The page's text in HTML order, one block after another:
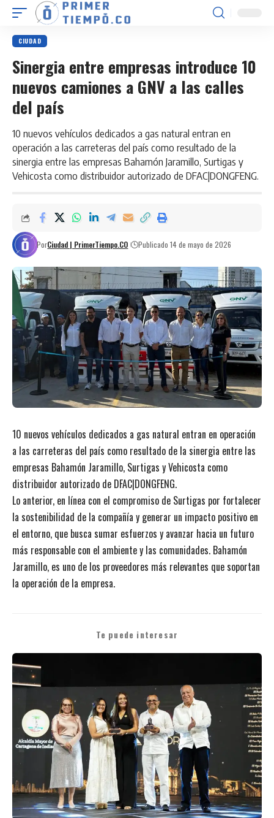
CIUDAD
Sinergia entre empresas introduce 10
nuevos camiones a GNV a las calles
del país
10 nuevos vehículos dedicados a gas natural entran en
operación a las carreteras del país como resultado de la
sinergia entre las empresas Bahamón Jaramillo, Surtigas y
Vehicosta como distribuidor autorizado de DFAC|DONGFENG.
PorCiudad | PrimerTiempo.CO Publicado 14 de mayo de 2026
10 nuevos vehículos dedicados a gas natural entran en operación
a las carreteras del país como resultado de la sinergia entre las
empresas Bahamón Jaramillo, Surtigas y Vehicosta como
distribuidor autorizado de DFAC|DONGFENG.
Lo anterior, en línea con el compromiso de Surtigas por fortalecer
la sostenibilidad de la compañía y generar un impacto positivo en
el entorno, que busca sumar esfuerzos y avanzar hacia un futuro
más responsable con el ambiente y las comunidades. Bahamón
Jaramillo, es uno de los proveedores más relevantes que soportan
la operación de la empresa.
Te puede interesar